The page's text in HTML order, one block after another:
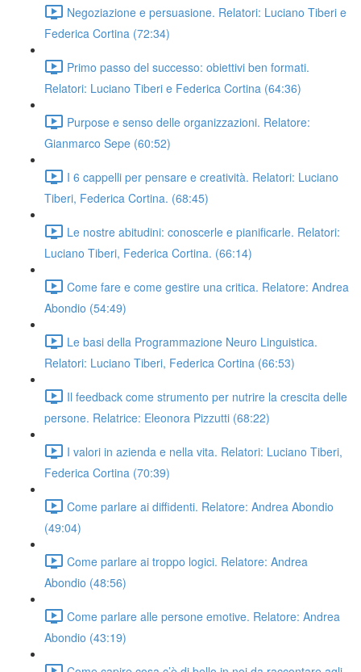
Negoziazione e persuasione. Relatori: Luciano Tiberi e
Federica Cortina (72:34)
Primo passo del successo: obiettivi ben formati.
Relatori: Luciano Tiberi e Federica Cortina (64:36)
Purpose e senso delle organizzazioni. Relatore:
Gianmarco Sepe (60:52)
I 6 cappelli per pensare e creatività. Relatori: Luciano
Tiberi, Federica Cortina. (68:45)
Le nostre abitudini: conoscerle e pianificarle. Relatori:
Luciano Tiberi, Federica Cortina. (66:14)
Come fare e come gestire una critica. Relatore: Andrea
Abondio (54:49)
Le basi della Programmazione Neuro Linguistica.
Relatori: Luciano Tiberi, Federica Cortina (66:53)
Il feedback come strumento per nutrire la crescita delle
persone. Relatrice: Eleonora Pizzutti (68:22)
I valori in azienda e nella vita. Relatori: Luciano Tiberi,
Federica Cortina (70:39)
Come parlare ai diffidenti. Relatore: Andrea Abondio
(49:04)
Come parlare ai troppo logici. Relatore: Andrea
Abondio (48:56)
Come parlare alle persone emotive. Relatore: Andrea
Abondio (43:19)